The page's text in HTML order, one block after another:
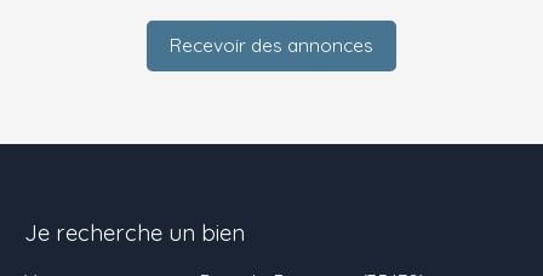
Recevoir des annonces
Je recherche un bien